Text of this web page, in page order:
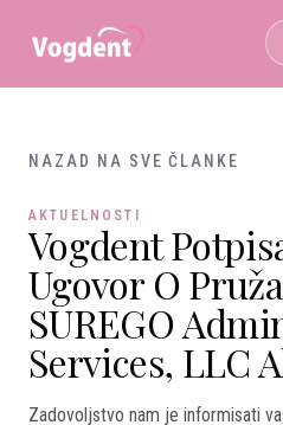
NAZAD NA SVE ČLANKE
AKTUELNOSTI
Vogdent
Ugovor O
SUREGO
Services, LLC
Zadovoljstvo nam je informisati